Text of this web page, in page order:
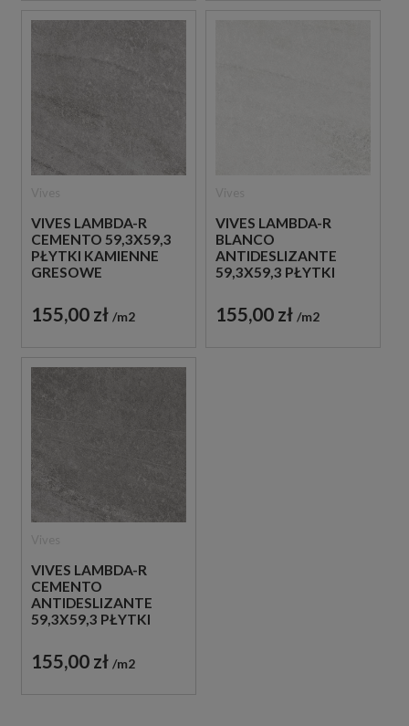
VIVES LAMBDA-R
CEMENTO 59,3X59,3
PŁYTKI KAMIENNE
GRESOWE
155,00 zł m2
VIVES LAMBDA-R
BLANCO
ANTIDESLIZANTE
59,3X59,3 PŁYTKI
155,00 zł m2
VIVES LAMBDA-R
CEMENTO
ANTIDESLIZANTE
59,3X59,3 PŁYTKI
155,00 zł m2